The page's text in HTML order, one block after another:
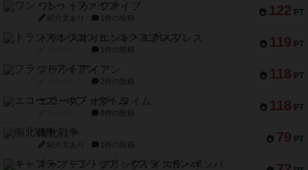
122 PT
ワン・トゥ・ファイブ
紹介文あり 1件の投稿
119 PT
トランスオリエント・エクスプレス
1件の投稿
118 PT
フラットアイアン
2件の投稿
118 PT
エコーズ・オブ・タイム
8件の投稿
79 PT
南北戦争
紹介文あり 1件の投稿
キャプテン・フリップ：イスラ・ボンバ